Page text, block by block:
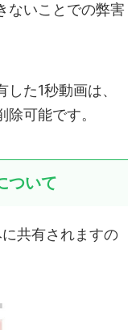
ないことでの弊害
た1秒動画は、
可能です。
ついて
共有されますの